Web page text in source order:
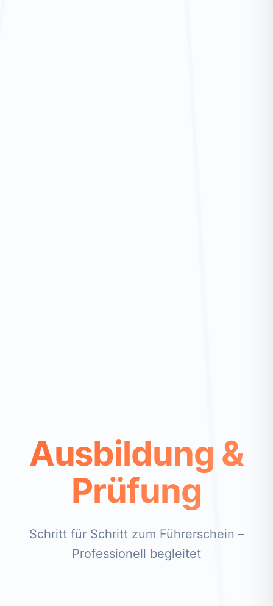
Ausbildung &
Prüfung
Schritt für Schritt zum Führerschein –
Professionell begleitet